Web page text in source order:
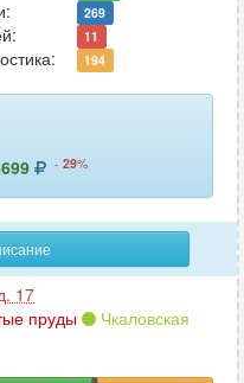
269
11
194
- 29%
17
пруды
Чкаловская